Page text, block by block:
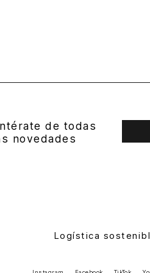
de todas
novedades
Logística